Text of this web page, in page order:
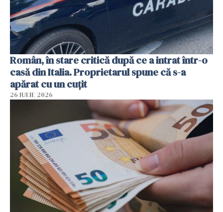
Român, în stare critică după ce a intrat într-o
casă din Italia. Proprietarul spune că s-a
apărat cu un cuțit
26 IULIE 2026